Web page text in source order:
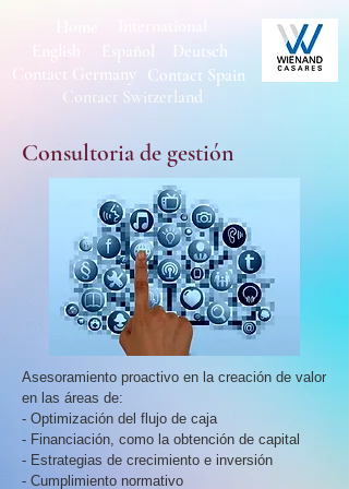
Contact Spain
Contact Germany
English
Español Deutsch
Contact Switzerland
Consultoria de gestión
Asesoramiento proactivo en la creación de valor
en las áreas de:
- Optimización del flujo de caja
- Financiación, como la obtención de capital
- Estrategias de crecimiento e inversión
- Cumplimiento normativo